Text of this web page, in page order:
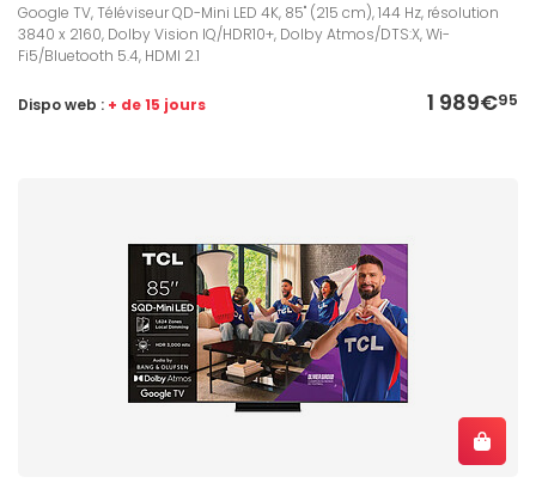
Google TV, Téléviseur QD-Mini LED 4K, 85" (215 cm), 144 Hz, résolution
3840 x 2160, Dolby Vision IQ/HDR10+, Dolby Atmos/DTS:X, Wi-
Fi5/Bluetooth 5.4, HDMI 2.1
1 989€95
Dispo web : + de 15 jours